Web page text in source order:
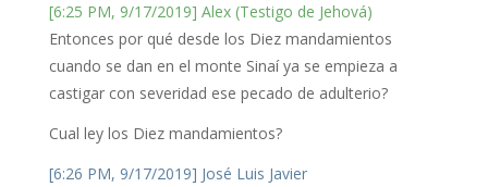
[6:25 PM, 9/17/2019] Alex (Testigo de Jehová)
Entonces por qué desde los Diez mandamientos
cuando se dan en el monte Sinaí ya se empieza a
castigar con severidad ese pecado de adulterio?
Cual ley los Diez mandamientos?
[6:26 PM, 9/17/2019] José Luis Javier